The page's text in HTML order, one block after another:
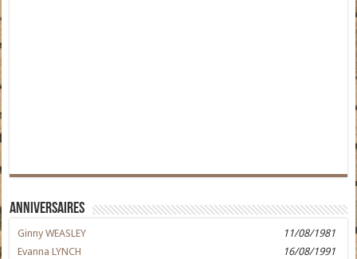
Anniversaires
Ginny WEASLEY
11/08/1981
Evanna LYNCH
16/08/1991